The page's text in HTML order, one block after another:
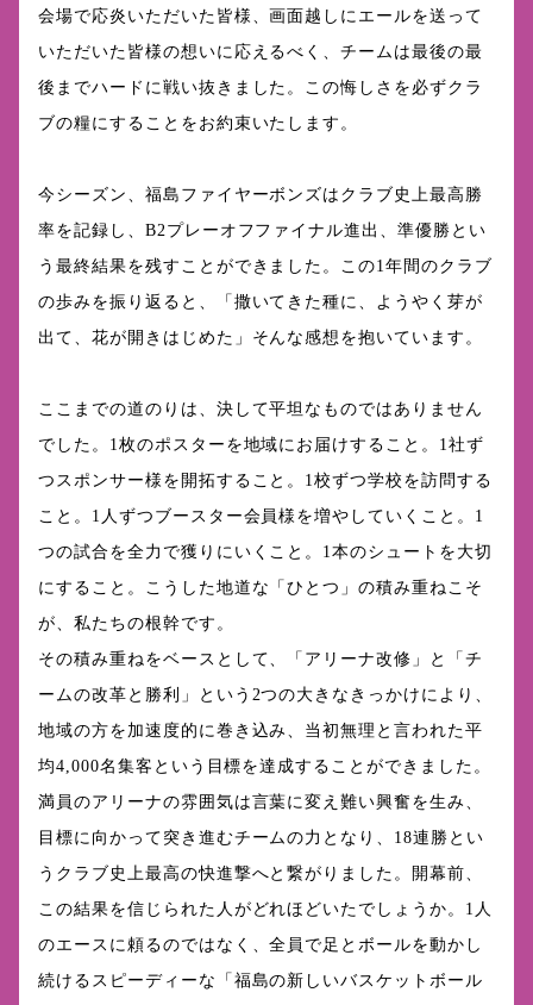
会場で応炎いただいた皆様、画面越しにエールを送って
いただいた皆様の想いに応えるべく、チームは最後の最
後までハードに戦い抜きました。この悔しさを必ずクラ
ブの糧にすることをお約束いたします。
今シーズン、福島ファイヤーボンズはクラブ史上最高勝
率を記録し、B2プレーオフファイナル進出、準優勝とい
う最終結果を残すことができました。この1年間のクラブ
の歩みを振り返ると、「撒いてきた種に、ようやく芽が
出て、花が開きはじめた」そんな感想を抱いています。
ここまでの道のりは、決して平坦なものではありません
でした。1枚のポスターを地域にお届けすること。1社ず
つスポンサー様を開拓すること。1校ずつ学校を訪問する
こと。1人ずつブースター会員様を増やしていくこと。1
つの試合を全力で獲りにいくこと。1本のシュートを大切
にすること。こうした地道な「ひとつ」の積み重ねこそ
が、私たちの根幹です。
その積み重ねをベースとして、「アリーナ改修」と「チ
ームの改革と勝利」という2つの大きなきっかけにより、
地域の方を加速度的に巻き込み、当初無理と言われた平
均4,000名集客という目標を達成することができました。
満員のアリーナの雰囲気は言葉に変え難い興奮を生み、
目標に向かって突き進むチームの力となり、18連勝とい
うクラブ史上最高の快進撃へと繋がりました。開幕前、
この結果を信じられた人がどれほどいたでしょうか。1人
のエースに頼るのではなく、全員で足とボールを動かし
続けるスピーディーな「福島の新しいバスケットボール